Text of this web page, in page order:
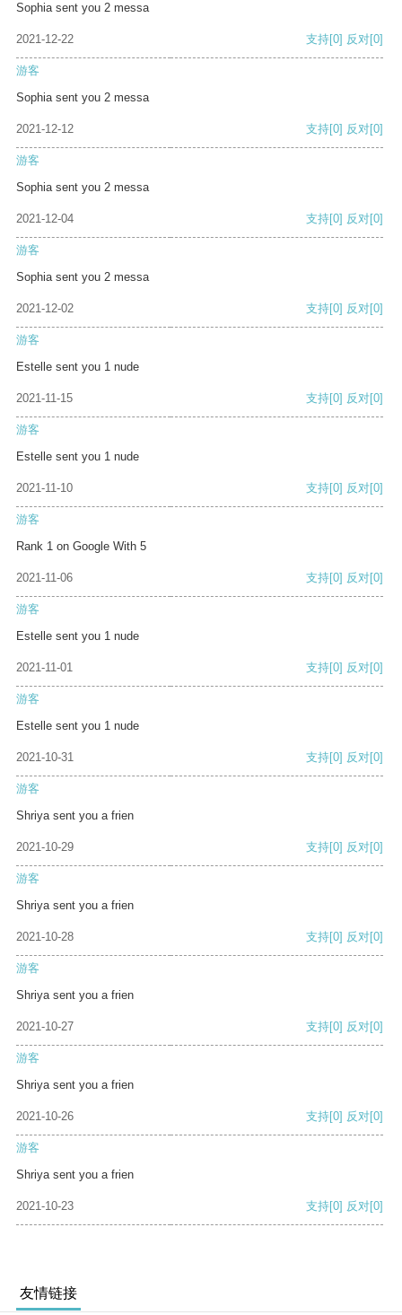
Sophia sent you 2 messa
2021-12-22 支持[0] 反对[0]
游客
Sophia sent you 2 messa
2021-12-12 支持[0] 反对[0]
游客
Sophia sent you 2 messa
2021-12-04 支持[0] 反对[0]
游客
Sophia sent you 2 messa
2021-12-02 支持[0] 反对[0]
游客
Estelle sent you 1 nude
2021-11-15 支持[0] 反对[0]
游客
Estelle sent you 1 nude
2021-11-10 支持[0] 反对[0]
游客
Rank 1 on Google With 5
2021-11-06 支持[0] 反对[0]
游客
Estelle sent you 1 nude
2021-11-01 支持[0] 反对[0]
游客
Estelle sent you 1 nude
2021-10-31 支持[0] 反对[0]
游客
Shriya sent you a frien
2021-10-29 支持[0] 反对[0]
游客
Shriya sent you a frien
2021-10-28 支持[0] 反对[0]
游客
Shriya sent you a frien
2021-10-27 支持[0] 反对[0]
游客
Shriya sent you a frien
2021-10-26 支持[0] 反对[0]
游客
Shriya sent you a frien
2021-10-23 支持[0] 反对[0]
友情链接